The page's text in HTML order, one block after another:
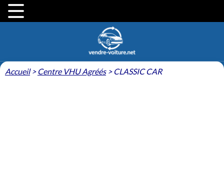
Accueil> Centre VHU Agréés> CLASSIC CAR